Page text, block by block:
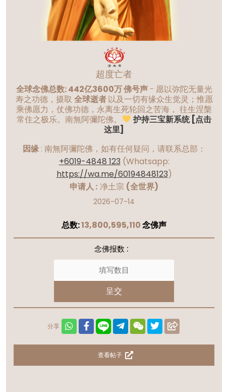
超度亡者
全球念佛总数: 442亿3600万 佛号声- 愿以弥陀无量光
寿之功德，摄取 全球逝者以及一切有缘众生觉灵；惟愿
乘佛愿力，仗佛功德，永离生死轮回之苦海， 往生涅槃
常住之极乐。南無阿彌陀佛。
护持三宝新系统 [点击
这里]
因缘: 南無阿彌陀佛，如有任何疑问，请联系总部：
+6019-4848 123 (Whatsapp:
https://wa.me/60194848123)
申请人 : 净土宗 (全世界)
2026-07-14
总数:13,800,595,110念佛声
分享
查看帖子
念佛报数 :
呈交